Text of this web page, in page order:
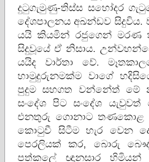
දුටුගැමුණු-තිස්ස සහෝදර
දේශපාලනය අඛන්ඩව සිදුවිය.
යයි කියමින් රජුගෙන් මරණ
සිදුවූයේ ඒ නිසාය.
යයිද වාර්‌තා වේ.
හාමුදුරුනමක්ම වාගේ
පුදුම සහගත වන්නේත් මේ
සංදේශ පිට සංදේශ
එනතුරු ගොනාට තණකොළ
කොටුවී සිටීම හැර වෙන
පෙරලියක් කර, බොරු
පත්කලේ ඥානසාර